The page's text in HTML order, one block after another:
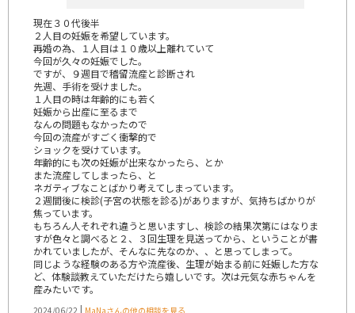
現在３０代後半
２人目の妊娠を希望しています。
再婚の為、１人目は１０歳以上離れていて
今回が久々の妊娠でした。
ですが、９週目で稽留流産と診断され
先週、手術を受けました。
１人目の時は年齢的にも若く
妊娠から出産に至るまで
なんの問題もなかったので
今回の流産がすごく衝撃的で
ショックを受けています。
年齢的にも次の妊娠が出来なかったら、とか
また流産してしまったら、と
ネガティブなことばかり考えてしまっています。
２週間後に検診(子宮の状態を診る)がありますが、気持ちばかりが
焦っています。
もちろん人それぞれ違うと思いますし、検診の結果次第にはなりま
すが色々と調べると２、３回生理を見送ってから、ということが書
かれていましたが、そんなに先なのか、、と思ってしまって。
同じような経験のある方や流産後、生理が始まる前に妊娠した方な
ど、体験談教えていただけたら嬉しいです。次は元気な赤ちゃんを
産みたいです。
2024/06/22 | MaNaさんの他の相談を見る